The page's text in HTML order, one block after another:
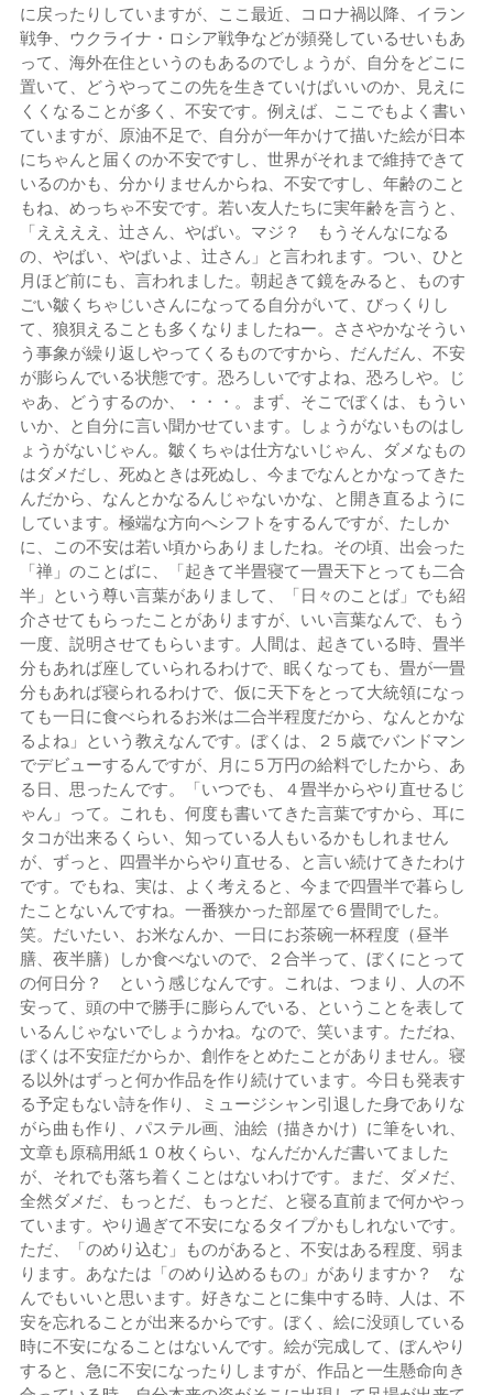
に戻ったりしていますが、ここ最近、コロナ禍以降、イラン
戦争、ウクライナ・ロシア戦争などが頻発しているせいもあ
って、海外在住というのもあるのでしょうが、自分をどこに
置いて、どうやってこの先を生きていけばいいのか、見えに
くくなることが多く、不安です。例えば、ここでもよく書い
ていますが、原油不足で、自分が一年かけて描いた絵が日本
にちゃんと届くのか不安ですし、世界がそれまで維持できて
いるのかも、分かりませんからね、不安ですし、年齢のこと
もね、めっちゃ不安です。若い友人たちに実年齢を言うと、
「ええええ、辻さん、やばい。マジ？ もうそんなになる
の、やばい、やばいよ、辻さん」と言われます。つい、ひと
月ほど前にも、言われました。朝起きて鏡をみると、ものす
ごい皺くちゃじいさんになってる自分がいて、びっくりし
て、狼狽えることも多くなりましたねー。ささやかなそうい
う事象が繰り返しやってくるものですから、だんだん、不安
が膨らんでいる状態です。恐ろしいですよね、恐ろしや。じ
ゃあ、どうするのか、・・・。まず、そこでぼくは、もうい
いか、と自分に言い聞かせています。しょうがないものはし
ょうがないじゃん。皺くちゃは仕方ないじゃん、ダメなもの
はダメだし、死ぬときは死ぬし、今までなんとかなってきた
んだから、なんとかなるんじゃないかな、と開き直るように
しています。極端な方向へシフトをするんですが、たしか
に、この不安は若い頃からありましたね。その頃、出会った
「禅」のことばに、「起きて半畳寝て一畳天下とっても二合
半」という尊い言葉がありまして、「日々のことば」でも紹
介させてもらったことがありますが、いい言葉なんで、もう
一度、説明させてもらいます。人間は、起きている時、畳半
分もあれば座していられるわけで、眠くなっても、畳が一畳
分もあれば寝られるわけで、仮に天下をとって大統領になっ
ても一日に食べられるお米は二合半程度だから、なんとかな
るよね」という教えなんです。ぼくは、２５歳でバンドマン
でデビューするんですが、月に５万円の給料でしたから、あ
る日、思ったんです。「いつでも、４畳半からやり直せるじ
ゃん」って。これも、何度も書いてきた言葉ですから、耳に
タコが出来るくらい、知っている人もいるかもしれません
が、ずっと、四畳半からやり直せる、と言い続けてきたわけ
です。でもね、実は、よく考えると、今まで四畳半で暮らし
たことないんですね。一番狭かった部屋で６畳間でした。
笑。だいたい、お米なんか、一日にお茶碗一杯程度（昼半
膳、夜半膳）しか食べないので、２合半って、ぼくにとって
の何日分？ という感じなんです。これは、つまり、人の不
安って、頭の中で勝手に膨らんでいる、ということを表して
いるんじゃないでしょうかね。なので、笑います。ただね、
ぼくは不安症だからか、創作をとめたことがありません。寝
る以外はずっと何か作品を作り続けています。今日も発表す
る予定もない詩を作り、ミュージシャン引退した身でありな
がら曲も作り、パステル画、油絵（描きかけ）に筆をいれ、
文章も原稿用紙１０枚くらい、なんだかんだ書いてました
が、それでも落ち着くことはないわけです。まだ、ダメだ、
全然ダメだ、もっとだ、もっとだ、と寝る直前まで何かやっ
ています。やり過ぎて不安になるタイプかもしれないです。
ただ、「のめり込む」ものがあると、不安はある程度、弱ま
ります。あなたは「のめり込めるもの」がありますか？ な
んでもいいと思います。好きなことに集中する時、人は、不
安を忘れることが出来るからです。ぼく、絵に没頭している
時に不安になることはないんです。絵が完成して、ぼんやり
すると、急に不安になったりしますが、作品と一生懸命向き